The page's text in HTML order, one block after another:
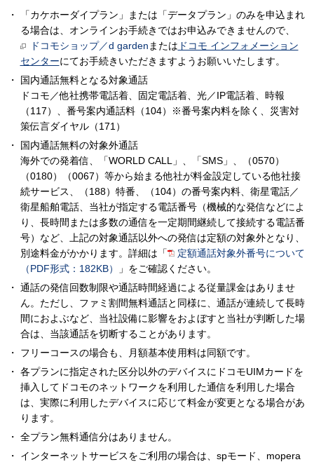
「カケホーダイプラン」または「データプラン」のみを申込まれ
る場合は、オンラインお手続きではお申込みできませんので、
ドコモショップ／d garden または ドコモ インフォメーション
センターにてお手続きいただきますようお願いいたします。
国内通話無料となる対象通話
ドコモ／他社携帯電話着、固定電話着、光／IP電話着、時報
（117）、番号案内通話料（104）※番号案内料を除く、災害対
策伝言ダイヤル（171）
国内通話無料の対象外通話
海外での発着信、「WORLD CALL」、「SMS」、（0570）
（0180）（0067）等から始まる他社が料金設定している他社接
続サービス、（188）特番、（104）の番号案内料、衛星電話／
衛星船舶電話、当社が指定する電話番号（機械的な発信などによ
り、長時間または多数の通信を一定期間継続して接続する電話番
号）など、上記の対象通話以外への発信は定額の対象外となり、
別途料金がかかります。詳細は「
定額通話対象外番号について
（PDF形式：182KB）
」をご確認ください。
通話の発信回数制限や通話時間経過による従量課金はありませ
ん。ただし、ファミ割間無料通話と同様に、通話が連続して長時
間におよぶなど、当社設備に影響をおよぼすと当社が判断した場
合は、当該通話を切断することがあります。
フリーコースの場合も、月額基本使用料は同額です。
各プランに指定された区分以外のデバイスにドコモUIMカードを
挿入してドコモのネットワークを利用した通信を利用した場合
は、実際に利用したデバイスに応じて料金が変更となる場合があ
ります。
全プラン無料通信分はありません。
インターネットサービスをご利用の場合は、spモード、mopera